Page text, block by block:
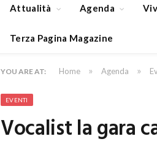
Attualità Agenda
Terza Pagina Magazine
YOU ARE AT: Home » Agenda »
EVENTI
Vocalist la gara